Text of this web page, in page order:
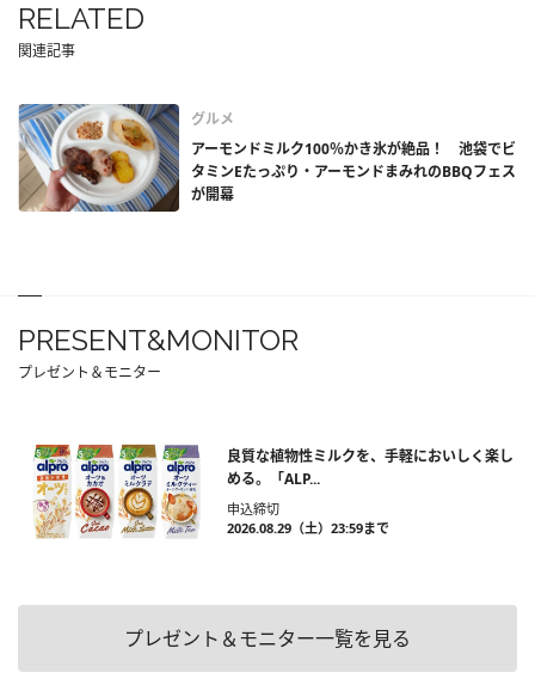
RELATED
関連記事
グルメ
アーモンドミルク100％かき氷が絶品！ 池袋でビ
タミンEたっぷり・アーモンドまみれのBBQフェス
が開幕
PRESENT&MONITOR
プレゼント＆モニター
良質な植物性ミルクを、手軽においしく楽し
める。「ALP...
申込締切
2026.08.29（土）23:59まで
プレゼント＆モニター一覧を見る